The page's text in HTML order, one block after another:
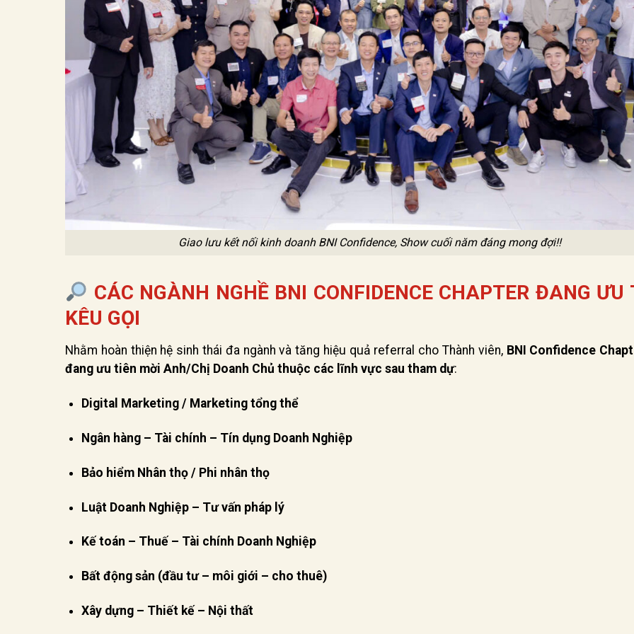
Giao lưu kết nối kinh doanh BNI Confidence, Show cuối năm đáng mong đợi!!
CÁC NGÀNH NGHỀ BNI CONFIDENCE CHAPTER ĐANG ƯU
KÊU GỌI
Nhằm hoàn thiện hệ sinh thái đa ngành và tăng hiệu quả referral cho Thành viên, BNI Confidence
đang ưu tiên mời Anh/Chị Doanh Chủ thuộc các lĩnh vực sau tham dự:
Digital Marketing / Marketing tổng thể
Ngân hàng – Tài chính – Tín dụng Doanh Nghiệp
Bảo hiểm Nhân thọ / Phi nhân thọ
Luật Doanh Nghiệp – Tư vấn pháp lý
Kế toán – Thuế – Tài chính Doanh Nghiệp
Bất động sản (đầu tư – môi giới – cho thuê)
Xây dựng – Thiết kế – Nội thất